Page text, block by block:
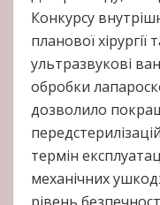
Конкурсу
планової
ультразвукові
обробки
дозволило
термін
механічних